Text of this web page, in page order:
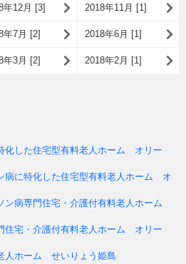
年12月 [3] 2018年11月 [1]
年7月 [2] 2018年6月 [1]
年3月 [2] 2018年2月 [1]
化した住宅型有料老人ホーム オリー
病に特化した住宅型有料老人ホーム オ
ン病専門住宅・介護付有料老人ホーム
住宅・介護付有料老人ホーム オリー
人ホーム せいりょう姫島